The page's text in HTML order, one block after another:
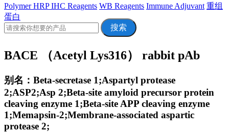
Polymer HRP IHC Reagents WB Reagents Immune Adjuvant 重组
蛋白
搜索
BACE （Acetyl Lys316） rabbit pAb
别名：Beta-secretase 1;Aspartyl protease
2;ASP2;Asp 2;Beta-site amyloid precursor protein
cleaving enzyme 1;Beta-site APP cleaving enzyme
1;Memapsin-2;Membrane-associated aspartic
protease 2;